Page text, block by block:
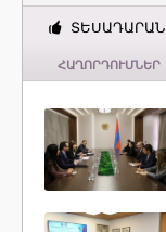
ՏԵՍԱԴԱՐԱՆ
ՀԱՂՈՐԴՈՒՄՆԵՐ